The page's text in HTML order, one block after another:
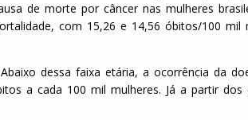
de morte por câncer nas mulheres
com 15,26 e 14,56 óbitos/100 mil
dessa faixa etária, a ocorrência da
a cada 100 mil mulheres. Já a partir dos